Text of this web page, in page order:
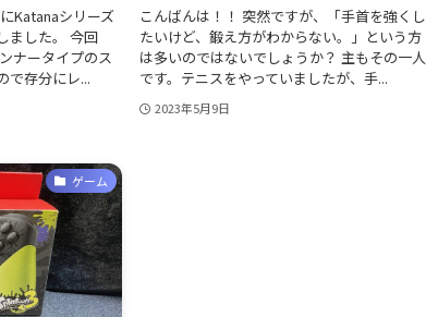
Katanaシリーズ
ました。 今回
ナータイプのス
で存分にレ...
こんばんは！！ 突然ですが、「手首を強くし
たいけど、鍛え方がわからない。」という方
は多いのではないでしょうか？ 主もその一人
です。テニスをやっていましたが、手...
2023年5月9日
ゲーム